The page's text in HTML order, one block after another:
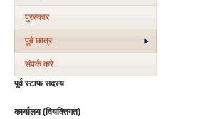
पुरस्‍कार
पूर्व छात्र
संपर्क करे
पूर्व स्टाफ सदस्य
कार्यालय (वियक्तिगत)